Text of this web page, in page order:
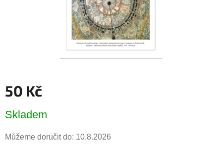
50 Kč
cena:
Skladem
Můžeme doručit do: 10.8.2026